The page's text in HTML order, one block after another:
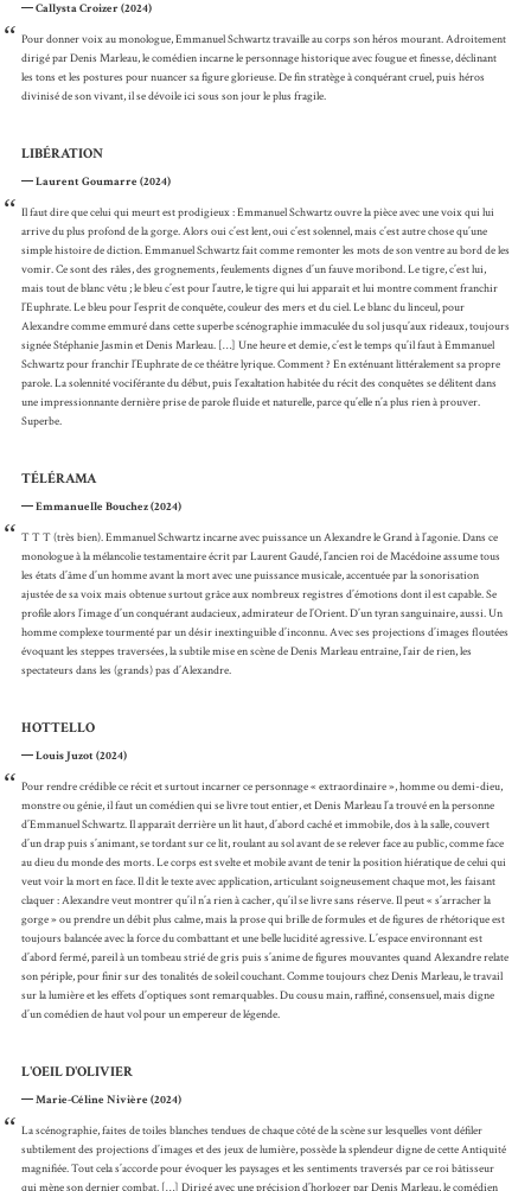
Callysta Croizer (2024)
“ Pour donner voix au monologue, Emmanuel Schwartz travaille au corps son héros mourant. Adroitement
dirigé par Denis Marleau, le comédien incarne le personnage historique avec fougue et finesse, déclinant
les tons et les postures pour nuancer sa figure glorieuse. De fin stratège à conquérant cruel, puis héros
divinisé de son vivant, il se dévoile ici sous son jour le plus fragile.
LIBÉRATION
Laurent Goumarre (2024)
“ Il faut dire que celui qui meurt est prodigieux : Emmanuel Schwartz ouvre la pièce avec une voix qui lui
arrive du plus profond de la gorge. Alors oui c’est lent, oui c’est solennel, mais c’est autre chose qu’une
simple histoire de diction. Emmanuel Schwartz fait comme remonter les mots de son ventre au bord de les
vomir. Ce sont des râles, des grognements, feulements dignes d’un fauve moribond. Le tigre, c’est lui,
mais tout de blanc vêtu ; le bleu c’est pour l’autre, le tigre qui lui apparaît et lui montre comment franchir
l’Euphrate. Le bleu pour l’esprit de conquête, couleur des mers et du ciel. Le blanc du linceul, pour
Alexandre comme emmuré dans cette superbe scénographie immaculée du sol jusqu’aux rideaux, toujours
signée Stéphanie Jasmin et Denis Marleau. […] Une heure et demie, c’est le temps qu’il faut à Emmanuel
Schwartz pour franchir l’Euphrate de ce théâtre lyrique. Comment ? En exténuant littéralement sa propre
parole. La solennité vociférante du début, puis l’exaltation habitée du récit des conquêtes se délitent dans
une impressionnante dernière prise de parole fluide et naturelle, parce qu’elle n’a plus rien à prouver.
Superbe.
TÉLÉRAMA
Emmanuelle Bouchez (2024)
“ T T T (très bien). Emmanuel Schwartz incarne avec puissance un Alexandre le Grand à l’agonie. Dans ce
monologue à la mélancolie testamentaire écrit par Laurent Gaudé, l’ancien roi de Macédoine assume tous
les états d’âme d’un homme avant la mort avec une puissance musicale, accentuée par la sonorisation
ajustée de sa voix mais obtenue surtout grâce aux nombreux registres d’émotions dont il est capable. Se
profile alors l’image d’un conquérant audacieux, admirateur de l’Orient. D’un tyran sanguinaire, aussi. Un
homme complexe tourmenté par un désir inextinguible d’inconnu. Avec ses projections d’images floutées
évoquant les steppes traversées, la subtile mise en scène de Denis Marleau entraîne, l’air de rien, les
spectateurs dans les (grands) pas d’Alexandre.
HOTTELLO
Louis Juzot (2024)
“ Pour rendre crédible ce récit et surtout incarner ce personnage « extraordinaire », homme ou demi-dieu,
monstre ou génie, il faut un comédien qui se livre tout entier, et Denis Marleau l’a trouvé en la personne
d’Emmanuel Schwartz. Il apparaît derrière un lit haut, d’abord caché et immobile, dos à la salle, couvert
d’un drap puis s’animant, se tordant sur ce lit, roulant au sol avant de se relever face au public, comme face
au dieu du monde des morts. Le corps est svelte et mobile avant de tenir la position hiératique de celui qui
veut voir la mort en face. Il dit le texte avec application, articulant soigneusement chaque mot, les faisant
claquer : Alexandre veut montrer qu’il n’a rien à cacher, qu’il se livre sans réserve. Il peut « s’arracher la
gorge » ou prendre un débit plus calme, mais la prose qui brille de formules et de figures de rhétorique est
toujours balancée avec la force du combattant et une belle lucidité agressive. L’espace environnant est
d’abord fermé, pareil à un tombeau strié de gris puis s’anime de figures mouvantes quand Alexandre relate
son périple, pour finir sur des tonalités de soleil couchant. Comme toujours chez Denis Marleau, le travail
sur la lumière et les effets d’optiques sont remarquables. Du cousu main, raffiné, consensuel, mais digne
d’un comédien de haut vol pour un empereur de légende.
L'OEIL D'OLIVIER
Marie-Céline Nivière (2024)
“ La scénographie, faites de toiles blanches tendues de chaque côté de la scène sur lesquelles vont défiler
subtilement des projections d’images et des jeux de lumière, possède la splendeur digne de cette Antiquité
magnifiée. Tout cela s’accorde pour évoquer les paysages et les sentiments traversés par ce roi bâtisseur
qui mène son dernier combat. […] Dirigé avec une précision d’horloger par Denis Marleau, le comédien